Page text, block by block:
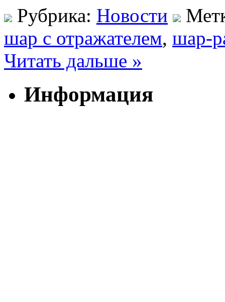
Рубрика: Новости
шар с отражателем, шар-
Читать дальше »
Информация